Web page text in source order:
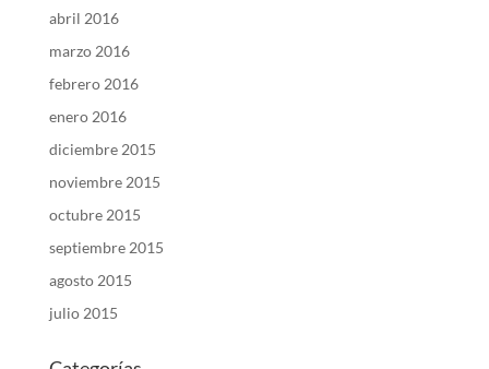
abril 2016
marzo 2016
febrero 2016
enero 2016
diciembre 2015
noviembre 2015
octubre 2015
septiembre 2015
agosto 2015
julio 2015